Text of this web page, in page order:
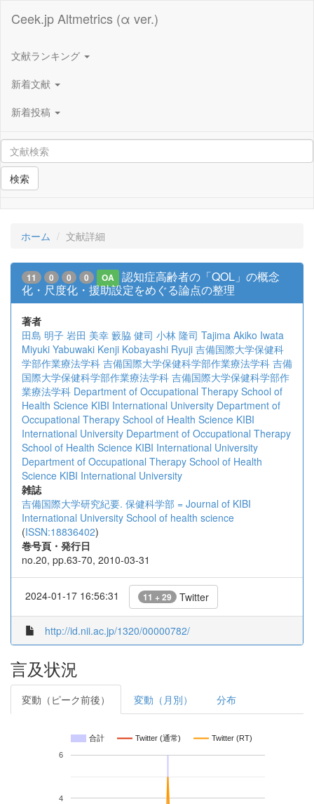
Ceek.jp Altmetrics (α ver.)
文献ランキング
新着文献
新着投稿
検索
ホーム 文献詳細
11 0 0 0 OA
認知症高齢者の「QOL」の概念
化・尺度化・援助設定をめぐる論点の整理
著者
田島 明子 岩田 美幸 籔脇 健司 小林 隆司 Tajima Akiko Iwata
Miyuki Yabuwaki Kenji Kobayashi Ryuji 吉備国際大学保健科
学部作業療法学科 吉備国際大学保健科学部作業療法学科 吉備
国際大学保健科学部作業療法学科 吉備国際大学保健科学部作
業療法学科 Department of Occupational Therapy School of
Health Science KIBI International University Department of
Occupational Therapy School of Health Science KIBI
International University Department of Occupational Therapy
School of Health Science KIBI International University
Department of Occupational Therapy School of Health
Science KIBI International University
雑誌
吉備国際大学研究紀要. 保健科学部 = Journal of KIBI
International University School of health science
(ISSN:18836402)
巻号頁・発行日
no.20, pp.63-70, 2010-03-31
2024-01-17 16:56:31 11 + 29 Twitter
http://id.nii.ac.jp/1320/00000782/
言及状況
変動（ピーク前後） 変動（月別） 分布
合計 Twitter (通常) Twitter (RT)
4
6